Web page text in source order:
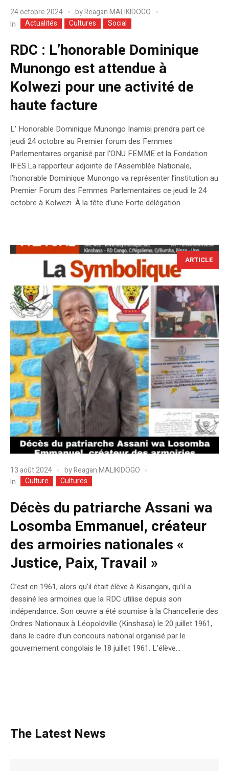
24 octobre 2024 byReagan MALIKIDOGO
In
Actualités Cultures Social
RDC : L’honorable Dominique
Munongo est attendue à
Kolwezi pour une activité de
haute facture
L’ Honorable Dominique Munongo Inamisi prendra part ce
jeudi 24 octobre au Premier forum des Femmes
Parlementaires organisé par l’ONU FEMME et la Fondation
IFES.La rapporteur adjointe de l’Assemblée Nationale,
l’honorable Dominique Munongo va représenter l’institution au
Premier Forum des Femmes Parlementaires ce jeudi le 24
octobre à Kolwezi. À la tête d’une Forte délégation...
ARTICLE
13 août 2024 byReagan MALIKIDOGO
In
Culture Cultures
Décès du patriarche Assani wa
Losomba Emmanuel, créateur
des armoiries nationales «
Justice, Paix, Travail »
C’est en 1961, alors qu’il était élève à Kisangani, qu’il a
dessiné les armoiries que la RDC utilise depuis son
indépendance. Son œuvre a été soumise à la Chancellerie des
Ordres Nationaux à Léopoldville (Kinshasa) le 20 juillet 1961,
dans le cadre d’un concours national organisé par le
gouvernement congolais le 18 juillet 1961. L’élève...
The Latest News